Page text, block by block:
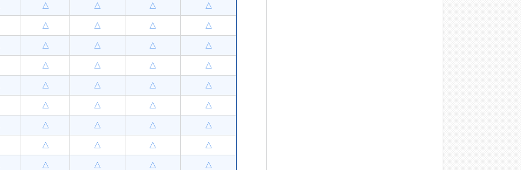
△ △ △ △
△ △ △ △
△ △ △ △
△ △ △ △
△ △ △ △
△ △ △ △
△ △ △ △
△ △ △ △
△ △ △ △